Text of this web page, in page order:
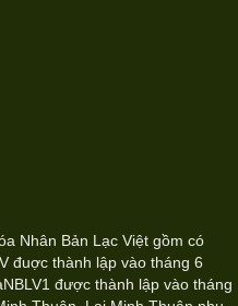
Nhân Bản Lạc Việt gồm có
đuợc thành lập vào tháng 6
được thành lập vào tháng